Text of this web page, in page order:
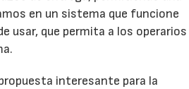
en un sistema que funcione
usar, que permita a los operarios
interesante para la